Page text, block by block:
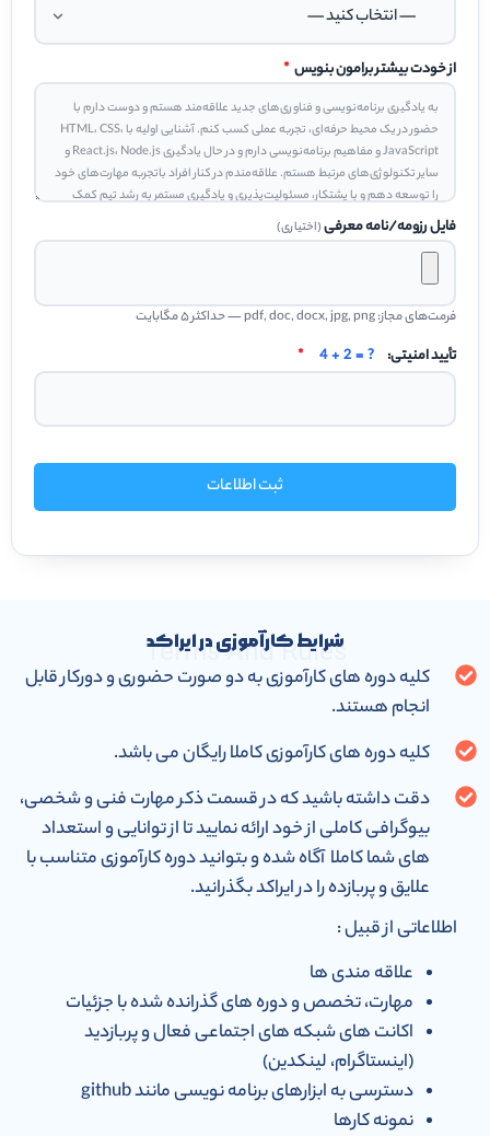
از خودت بیشتر برامون بنویس *
فایل رزومه/نامه معرفی(اختیاری)
فرمت‌های مجاز: pdf, doc, docx, jpg, png — حداکثر ۵ مگابایت
تأیید امنیتی: 4 + 2 = ?
*
ثبت اطلاعات
شرایط کارآموزی در ایراکد
Terms And Rules
کلیه دوره های کارآموزی به دو صورت حضوری و دورکار قابل
انجام هستند.
کلیه دوره های کارآموزی کاملا رایگان می باشد.
دقت داشته باشید که در قسمت ذکر مهارت فنی و شخصی،
بیوگرافی کاملی از خود ارائه نمایید تا از توانایی و استعداد
های شما کاملا آگاه شده و بتوانید دوره کارآموزی متناسب با
علایق و پربازده را در ایراکد بگذرانید.
اطلاعاتی از قبیل :
علاقه مندی ها
مهارت، تخصص و دوره های گذرانده شده با جزئیات
اکانت های شبکه های اجتماعی فعال و پربازدید
(اینستاگرام، لینکدین)
دسترسی به ابزارهای برنامه نویسی مانند github
نمونه کارها